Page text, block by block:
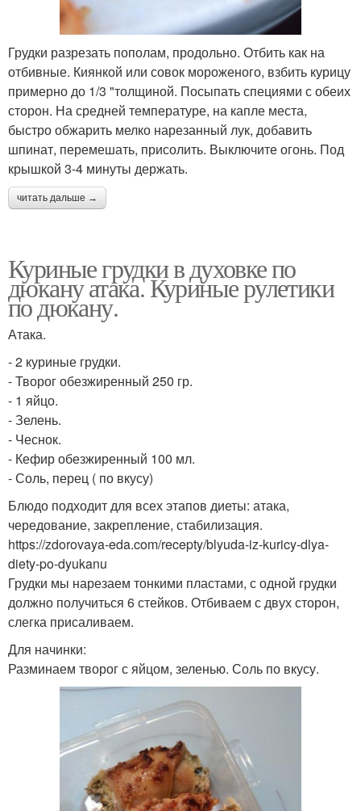
Грудки разрезать пополам, продольно. Отбить как на
отбивные. Киянкой или совок мороженого, взбить курицу
примерно до 1/3 "толщиной. Посыпать специями с обеих
сторон. На средней температуре, на капле места,
быстро обжарить мелко нарезанный лук, добавить
шпинат, перемешать, присолить. Выключите огонь. Под
крышкой 3-4 минуты держать.
читать дальше →
Куриные грудки в духовке по
дюкану атака. Куриные рулетики
по дюкану.
Атака.
- 2 куриные грудки.
- Творог обезжиренный 250 гр.
- 1 яйцо.
- Зелень.
- Чеснок.
- Кефир обезжиренный 100 мл.
- Соль, перец ( по вкусу)
Блюдо подходит для всех этапов диеты: атака,
чередование, закрепление, стабилизация.
https://zdorovaya-eda.com/recepty/blyuda-iz-kuricy-dlya-
diety-po-dyukanu
Грудки мы нарезаем тонкими пластами, с одной грудки
должно получиться 6 стейков. Отбиваем с двух сторон,
слегка присаливаем.
Для начинки:
Разминаем творог с яйцом, зеленью. Соль по вкусу.